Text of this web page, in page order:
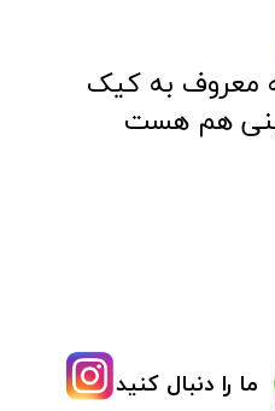
معروف به کیک
هم هست
ما را دنبال کنید